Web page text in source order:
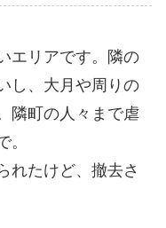
エリアです。隣の
し、大月や周りの
隣町の人々まで虐
。
れたけど、撤去さ